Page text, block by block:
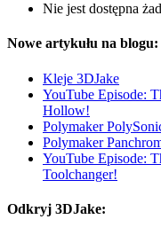
Nie jest dostępna
Nowe artykułu na blogu:
Kleje 3DJake
YouTube Episode:
Hollow!
Polymaker
Polymaker
YouTube Episode:
Toolchanger!
Odkryj 3DJake: